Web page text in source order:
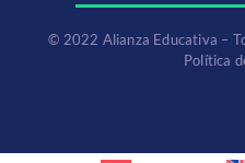
© 2022 Alianza Educativa –
Política